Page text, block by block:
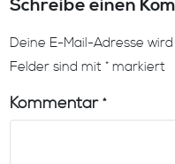
Schreibe einen
Deine E-Mail-Adresse
Felder sind mit* markiert
Kommentar*